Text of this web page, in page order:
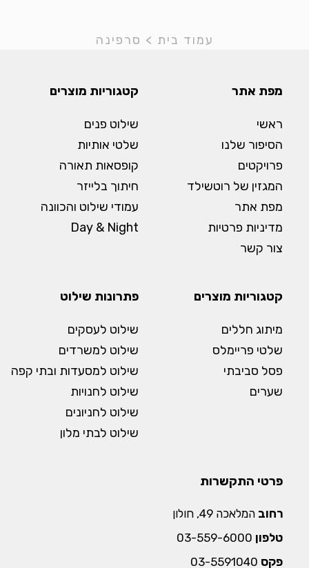
עמוד בית > סרפינה
מפת אתר
ראשי
הסיפור שלנו
פרויקטים
המגזין של רוטשילד
מפת אתר
מדיניות פרטיות
צור קשר
קטגוריות מוצרים
שילוט פנים
שלטי אותיות
קופסאות תאורה
חיתוך בלייזר
עמודי שילוט והכוונה
Day & Night
קטגוריות מוצרים
מיתוג חללים
שלטי פריימלס
פסל סביבתי
שערים
פתרונות שילוט
שילוט לעסקים
שילוט למשרדים
שילוט למסעדות ובתי קפה
שילוט לחנויות
שילוט לחניונים
שילוט לבתי מלון
פרטי התקשרות
רחוב המלאכה 49, חולון
טלפון 03-559-6000
פקס 03-5591040